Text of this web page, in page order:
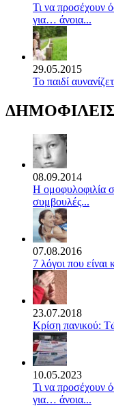
Τι να προσέχουν
για… άνοια...
29.05.2015
Το παιδί
08.09.2014
Η ομοφυλοφιλία
συμβουλές...
07.08.2016
7 λόγοι που
23.07.2018
Κρίση πανικού:
10.05.2023
Τι να προσέχουν
για… άνοια...